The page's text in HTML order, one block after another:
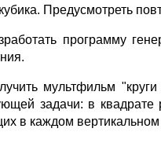
кубика. Предусмотреть
программу
мультфильм
задачи: в квадрате
в каждом